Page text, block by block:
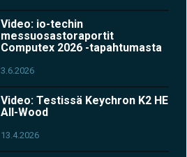
Video: io-techin
messuosastoraportit
Computex 2026 -tapahtumasta
3.6.2026
Video: Testissä Keychron K2 HE
All-Wood
13.4.2026